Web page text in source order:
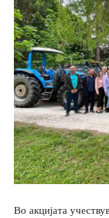
Во акцијата